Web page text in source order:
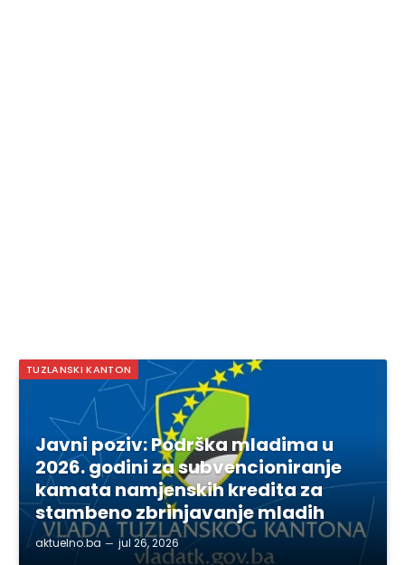
TUZLANSKI KANTON
Javni poziv: Podrška mladima u
2026. godini za subvencioniranje
kamata namjenskih kredita za
stambeno zbrinjavanje mladih
aktuelno.ba jul 26, 2026